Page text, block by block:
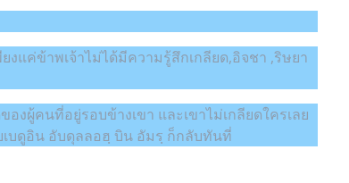
แค่ข้าพเจ้าไม่ได้มีความรู้สึกเกลียด,อิจชา ,ริษยา
ผู้คนที่อยู่รอบข้างเขา และเขาไม่เกลียดใครเลย
บดูอิน อับดุลลอฮฺ บิน อัมรฺ ก็กลับทันที่